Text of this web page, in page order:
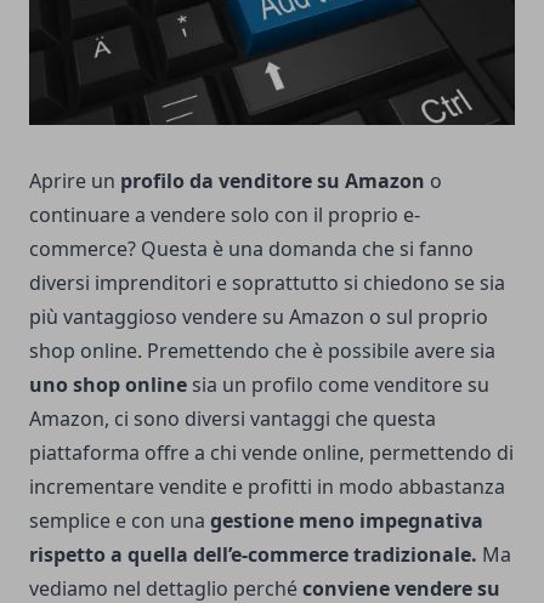
Aprire un profilo da venditore su Amazon o
continuare a vendere solo con il proprio e-
commerce? Questa è una domanda che si fanno
diversi imprenditori e soprattutto si chiedono se sia
più vantaggioso vendere su Amazon o sul proprio
shop online. Premettendo che è possibile avere sia
uno shop online sia un profilo come venditore su
Amazon, ci sono diversi vantaggi che questa
piattaforma offre a chi vende online, permettendo di
incrementare vendite e profitti in modo abbastanza
semplice e con una gestione meno impegnativa
rispetto a quella dell’e-commerce tradizionale. Ma
vediamo nel dettaglio perchéconviene vendere su